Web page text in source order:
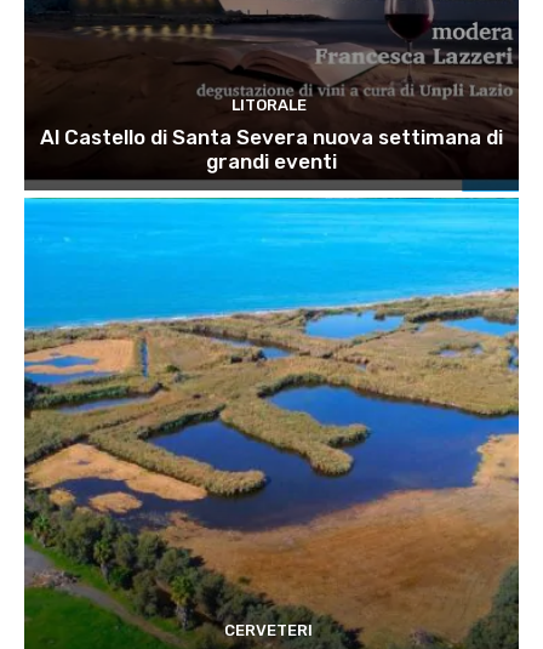
LITORALE
Al Castello di Santa Severa nuova settimana di
grandi eventi
CERVETERI